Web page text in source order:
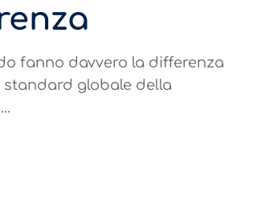
fanno davvero la differenza
globale della